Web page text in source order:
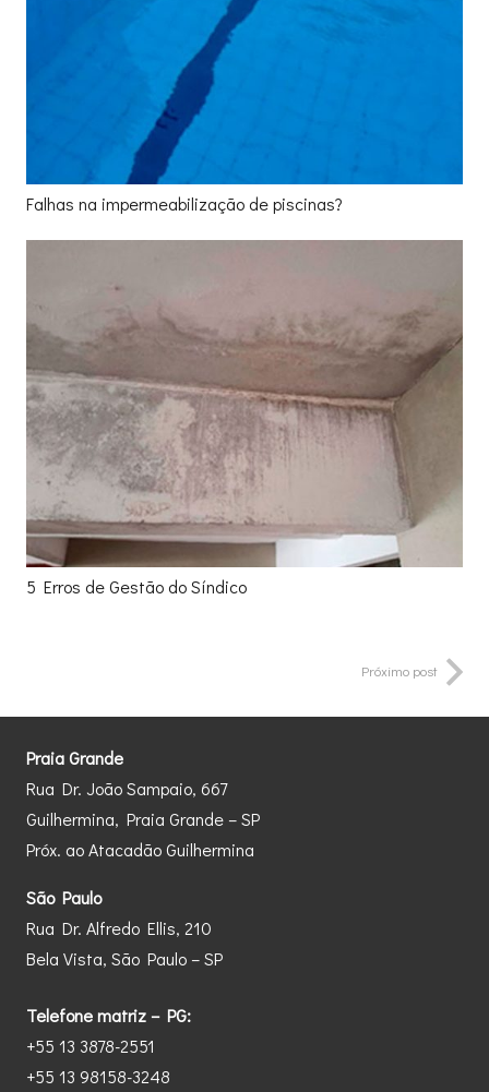
Falhas na impermeabilização de piscinas?
5 Erros de Gestão do Síndico
Próximo post
Praia Grande
Rua Dr. João Sampaio, 667
Guilhermina, Praia Grande – SP
Próx. ao Atacadão Guilhermina
São Paulo
Rua Dr. Alfredo Ellis, 210
Bela Vista, São Paulo – SP
Telefone matriz – PG:
+55 13 3878-2551
+55 13 98158-3248